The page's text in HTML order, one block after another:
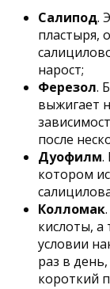
Салипод.
пластыря,
нарост;
Ферезол.
выжигает
после
Дуофилм.
котором
Колломак
кислоты,
условии
раз в
короткий